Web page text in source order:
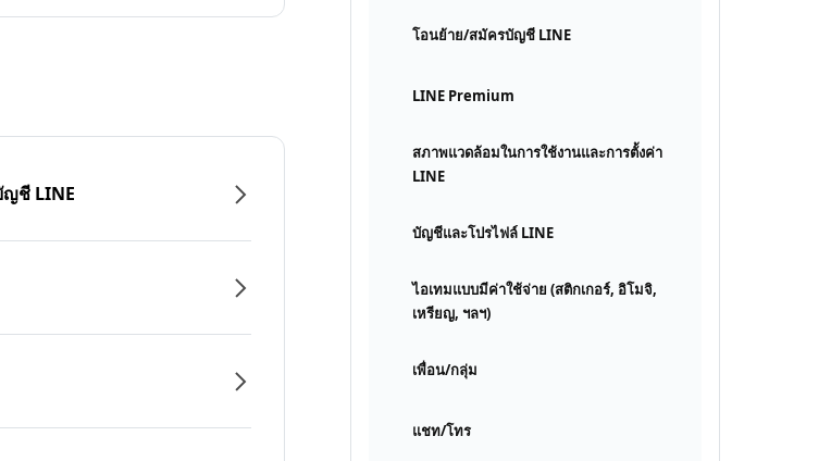
โอนย้าย/สมัครบัญชี LINE
LINE Premium
สภาพแวดล้อมในการใช้งานและการตั้งค่า
LINE
บัญชีและโปรไฟล์ LINE
ไอเทมแบบมีค่าใช้จ่าย (สติกเกอร์, อิโมจิ,
เหรียญ, ฯลฯ)
เพื่อน/กลุ่ม
แชท/โทร
ชี LINE